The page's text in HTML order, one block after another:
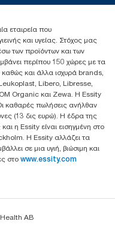
&2 Kalamatas
& Κύπρο)
εταιρεία που
και υγείας. Στόχος μας
των προϊόντων και των
περίπου 150 χώρες με τα
και άλλα ισχυρά brands,
Libero, Libresse,
Organic και Zewa. Η Essity
καθαρές πωλήσεις ανήλθαν
(13 δις ευρώ). Η έδρα της
η Essity είναι εισηγμένη στο
Η Essity αλλάζει τα
σε μια υγιή, βιώσιμη και
στο www.essity.com
AB